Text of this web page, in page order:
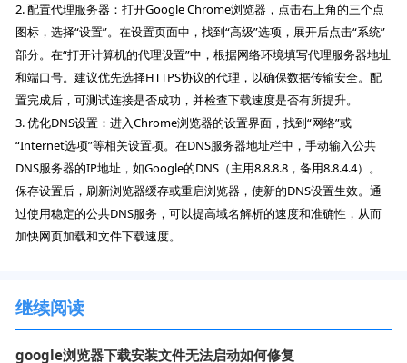
2. 配置代理服务器：打开Google Chrome浏览器，点击右上角的三个点
图标，选择“设置”。在设置页面中，找到“高级”选项，展开后点击“系统”
部分。在“打开计算机的代理设置”中，根据网络环境填写代理服务器地址
和端口号。建议优先选择HTTPS协议的代理，以确保数据传输安全。配
置完成后，可测试连接是否成功，并检查下载速度是否有所提升。
3. 优化DNS设置：进入Chrome浏览器的设置界面，找到“网络”或
“Internet选项”等相关设置项。在DNS服务器地址栏中，手动输入公共
DNS服务器的IP地址，如Google的DNS（主用8.8.8.8，备用8.8.4.4）。
保存设置后，刷新浏览器缓存或重启浏览器，使新的DNS设置生效。通
过使用稳定的公共DNS服务，可以提高域名解析的速度和准确性，从而
加快网页加载和文件下载速度。
继续阅读
google浏览器下载安装文件无法启动如何修复